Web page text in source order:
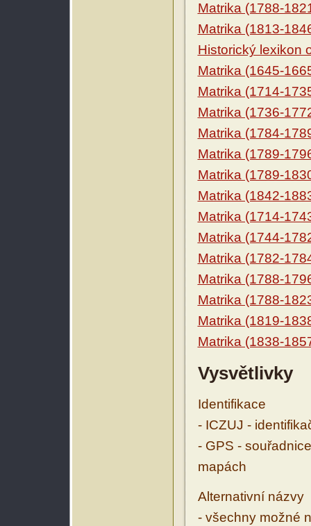
Matrika (1788-
Matrika (1813-
Historický lexikon
Matrika (1645-
Matrika (1714-
Matrika (1736-
Matrika (1784-
Matrika (1789-
Matrika (1789-
Matrika (1842-
Matrika (1714-
Matrika (1744-
Matrika (1782-
Matrika (1788-
Matrika (1788-
Matrika (1819-
Matrika (1838-
Vysvětlivky
Identifikace
- ICZUJ -
- GPS -
mapách
Alternativní názvy
- všechny možné